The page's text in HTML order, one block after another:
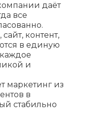
даёт
все
контент,
в единую
и
маркетинг из
в
стабильно